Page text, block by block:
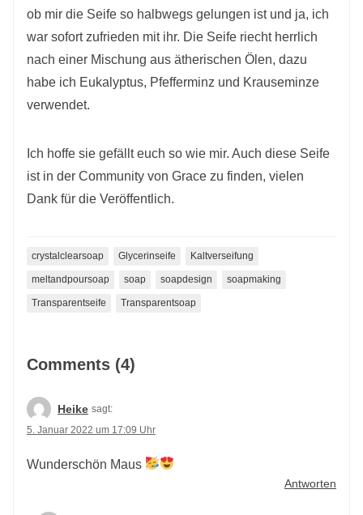
ob mir die Seife so halbwegs gelungen ist und ja, ich
war sofort zufrieden mit ihr. Die Seife riecht herrlich
nach einer Mischung aus ätherischen Ölen, dazu
habe ich Eukalyptus, Pfefferminz und Krauseminze
verwendet.
Ich hoffe sie gefällt euch so wie mir. Auch diese Seife
ist in der Community von Grace zu finden, vielen
Dank für die Veröffentlich.
crystalclearsoap Glycerinseife Kaltverseifung
meltandpoursoap soap soapdesign soapmaking
Transparentseife Transparentsoap
Comments (4)
Heike sagt:
5. Januar 2022 um 17:09 Uhr
Wunderschön Maus
Antworten